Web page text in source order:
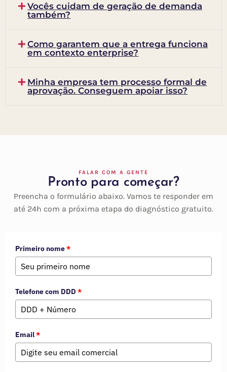
Vocês cuidam de geração de demanda
também?
Como garantem que a entrega funciona
em contexto enterprise?
Minha empresa tem processo formal de
aprovação. Conseguem apoiar isso?
FALAR COM A GENTE
Pronto para começar?
Preencha o formulário abaixo. Vamos te responder em
até 24h com a próxima etapa do diagnóstico gratuito.
Primeiro nome*
Telefone com DDD *
Email*